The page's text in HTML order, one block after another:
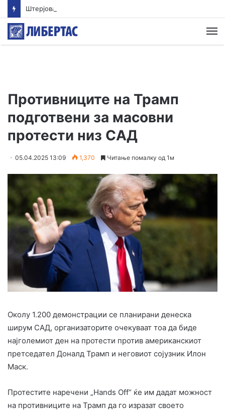
Противниците на Трамп
подготвени за масовни
протести низ САД
05.04.2025 13:09 1,370 Читање помалку од 1м
Oколу 1.200 демонстрации се планирани денеска
ширум САД, организаторите очекуваат тоа да биде
најголемиот ден на протести против американскиот
претседател Доналд Трамп и неговиот сојузник Илон
Маск.
Протестите наречени „Hands Off“ ќе им дадат можност
на противниците на Трамп да го изразат своето